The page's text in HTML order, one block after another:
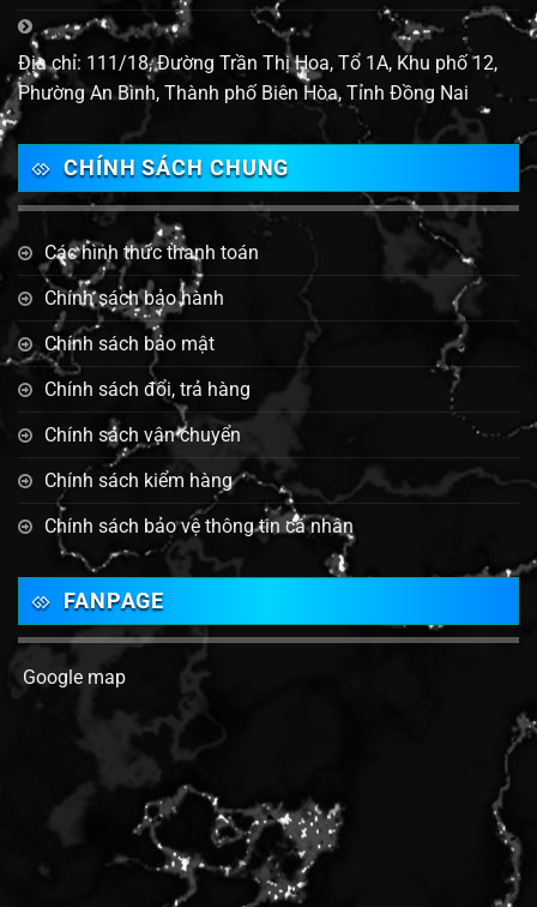
Địa chỉ: 111/18, Đường Trần Thị Hoa, Tổ 1A, Khu phố 12,
Phường An Bình, Thành phố Biên Hòa, Tỉnh Đồng Nai
CHÍNH SÁCH CHUNG
Các hình thức thanh toán
Chính sách bảo hành
Chính sách bảo mật
Chính sách đổi, trả hàng
Chính sách vận chuyển
Chính sách kiểm hàng
Chính sách bảo vệ thông tin cá nhân
FANPAGE
Google map